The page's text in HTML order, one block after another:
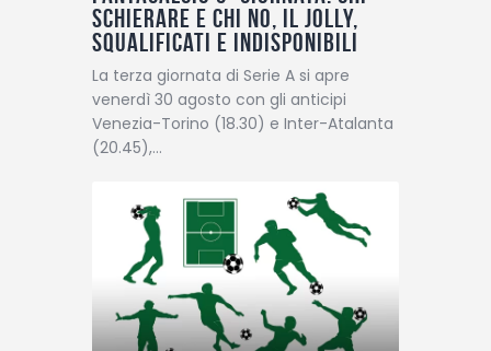
schierare e chi no, il Jolly,
squalificati e indisponibili
La terza giornata di Serie A si apre
venerdì 30 agosto con gli anticipi
Venezia-Torino (18.30) e Inter-Atalanta
(20.45),…